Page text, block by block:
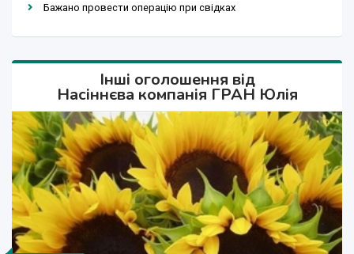
Бажано провести операцію при свідках
Інші оголошення від
Насіннєва компанія ГРАН Юлія